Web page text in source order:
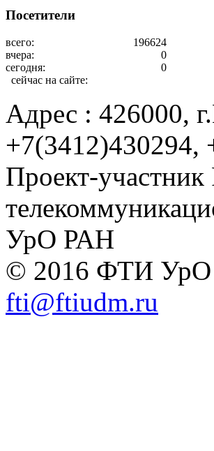
Посетители
всего:
196624
вчера:
0
сегодня:
0
сейчас на сайте:
Адрес : 426000,
+7(3412)430294,
Проект-
УрО РАН
© 2016 ФТИ
fti@ftiudm.ru